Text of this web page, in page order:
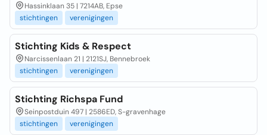
Hassinklaan 35 | 7214AB, Epse
stichtingen
verenigingen
Stichting Kids & Respect
Narcissenlaan 21 | 2121SJ, Bennebroek
stichtingen
verenigingen
Stichting Richspa Fund
Seinpostduin 497 | 2586ED, S-gravenhage
stichtingen
verenigingen